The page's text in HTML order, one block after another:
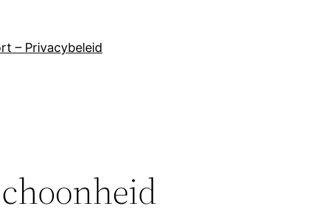
– Privacybeleid